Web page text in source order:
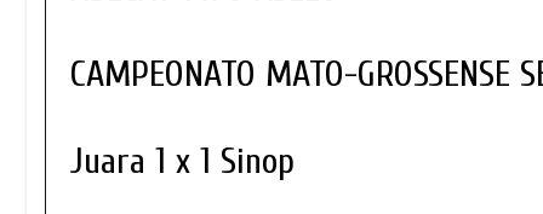
CAMPEONATO MATO-GROSSENSE
Juara 1 x 1 Sinop